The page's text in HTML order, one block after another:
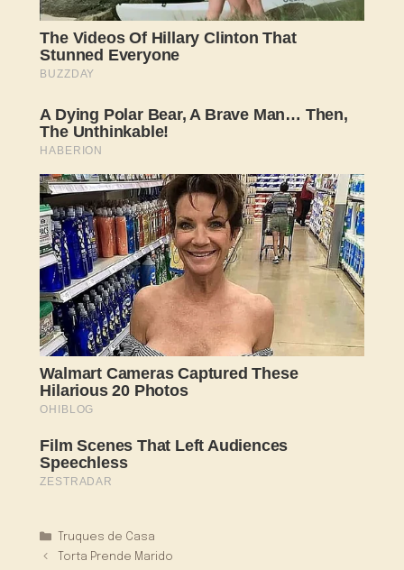
Categorias
Truques de Casa
Torta Prende Marido